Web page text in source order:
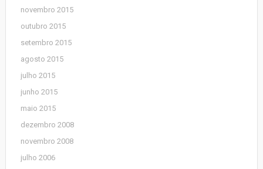
novembro 2015
outubro 2015
setembro 2015
agosto 2015
julho 2015
junho 2015
maio 2015
dezembro 2008
novembro 2008
julho 2006